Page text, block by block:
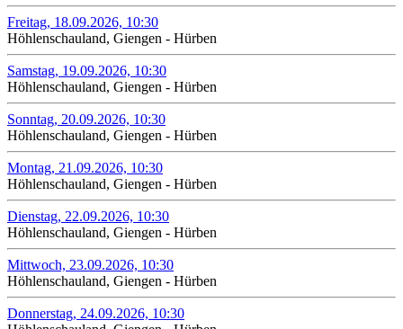
Freitag, 18.09.2026, 10:30
Höhlenschauland, Giengen - Hürben
Samstag, 19.09.2026, 10:30
Höhlenschauland, Giengen - Hürben
Sonntag, 20.09.2026, 10:30
Höhlenschauland, Giengen - Hürben
Montag, 21.09.2026, 10:30
Höhlenschauland, Giengen - Hürben
Dienstag, 22.09.2026, 10:30
Höhlenschauland, Giengen - Hürben
Mittwoch, 23.09.2026, 10:30
Höhlenschauland, Giengen - Hürben
Donnerstag, 24.09.2026, 10:30